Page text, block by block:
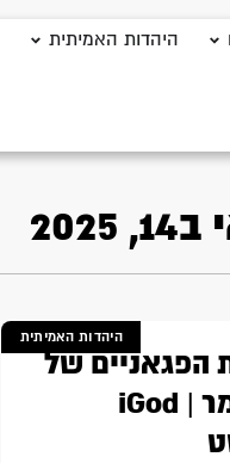
היהדות האמיתית
היהדות האמיתית
הפגאניים של
ל"ג בעומר | iGod